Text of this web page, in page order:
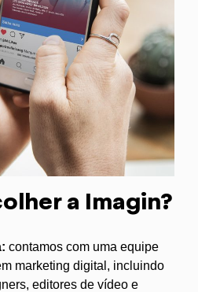
a Imagin?
contamos com uma equipe
marketing digital, incluindo
editores de vídeo e